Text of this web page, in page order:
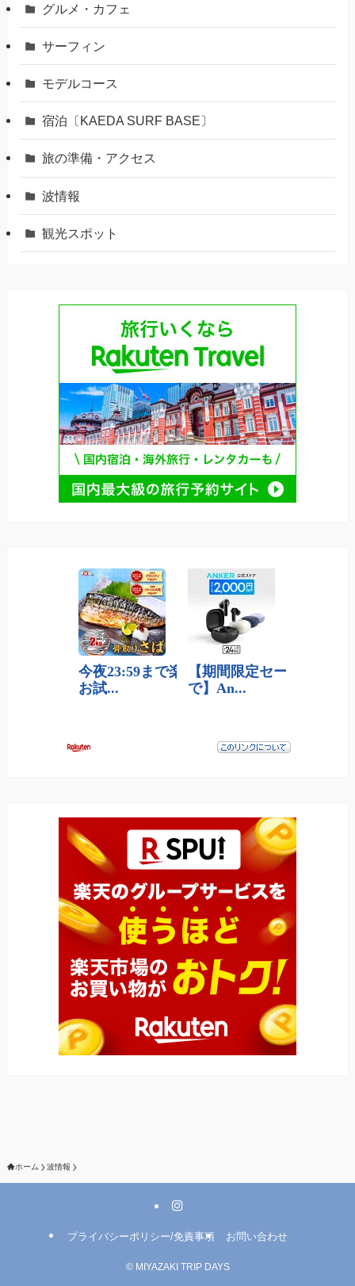
グルメ・カフェ
サーフィン
モデルコース
宿泊〔KAEDA SURF BASE〕
旅の準備・アクセス
波情報
観光スポット
ホーム 波情報
プライバシーポリシー/免責事項 お問い合わせ
©MIYAZAKI TRIP DAYS